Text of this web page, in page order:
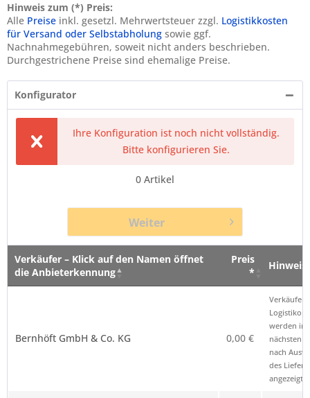
Hinweis zum (*) Preis:
Alle Preise inkl. gesetzl. Mehrwertsteuer zzgl. Logistikkosten
für Versand oder Selbstabholung sowie ggf.
Nachnahmegebühren, soweit nicht anders beschrieben.
Durchgestrichene Preise sind ehemalige Preise.
Konfigurator
Ihre Konfiguration ist noch nicht vollständig.
Bitte konfigurieren Sie.
0 Artikel
Weiter
Verkäufer – Klick auf den Namen öffnet
die Anbieterkennung
Preis
*
Hinweis
Bernhöft GmbH & Co. KG 0,00 €
Verkäufer
werden im
nächsten
nach
des
angezeigt.